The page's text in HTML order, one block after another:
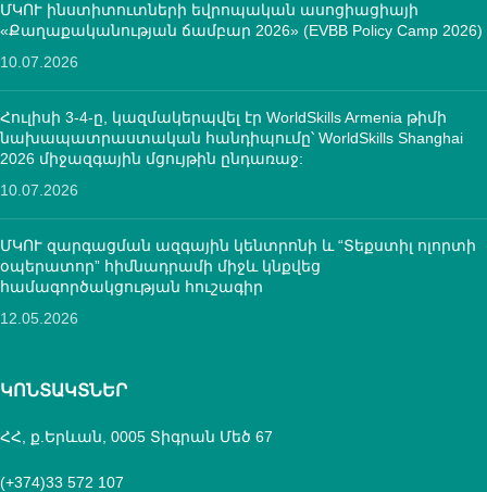
ՄԿՈՒ ինստիտուտների եվրոպական ասոցիացիայի
«Քաղաքականության ճամբար 2026» (EVBB Policy Camp 2026)
10.07.2026
Հուլիսի 3-4-ը, կազմակերպվել էր WorldSkills Armenia թիմի
նախապատրաստական հանդիպումը՝ WorldSkills Shanghai
2026 միջազգային մցույթին ընդառաջ:
10.07.2026
ՄԿՈՒ զարգացման ազգային կենտրոնի և “Տեքստիլ ոլորտի
օպերատոր” հիմնադրամի միջև կնքվեց
համագործակցության հուշագիր
12.05.2026
ԿՈՆՏԱԿՏՆԵՐ
ՀՀ, ք.Երևան, 0005 Տիգրան Մեծ 67
(+374)33 572 107